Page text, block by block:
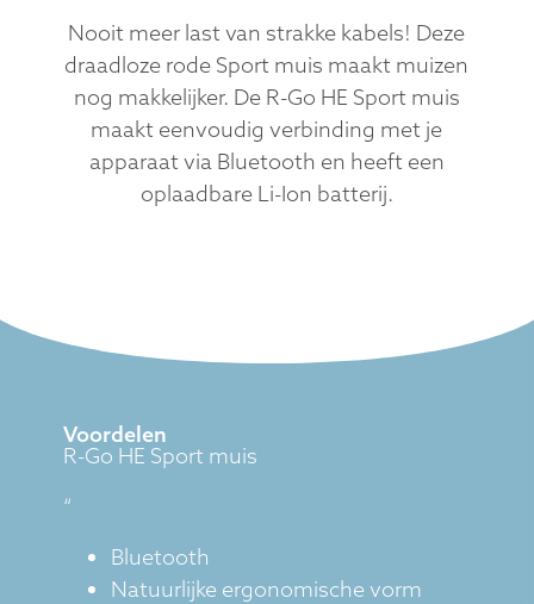
Nooit meer last van strakke kabels! Deze
draadloze rode Sport muis maakt muizen
nog makkelijker. De R-Go HE Sport muis
maakt eenvoudig verbinding met je
apparaat via Bluetooth en heeft een
oplaadbare Li-Ion batterij.
Voordelen
R-Go HE Sport muis
“
Bluetooth
Natuurlijke ergonomische vorm